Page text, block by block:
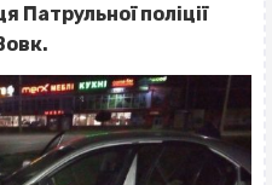
Патрульної поліції